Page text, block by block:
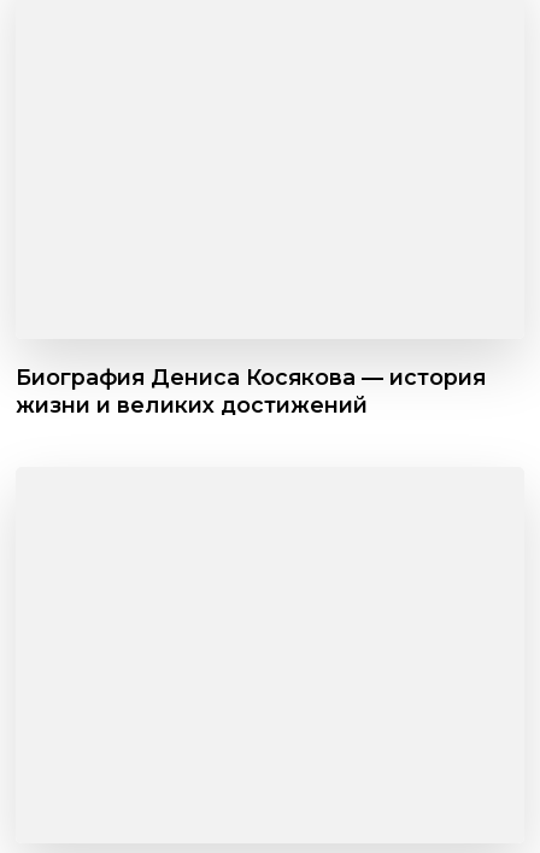
Биография Дениса Косякова — история
жизни и великих достижений